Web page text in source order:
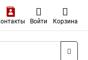
Войти Корзина